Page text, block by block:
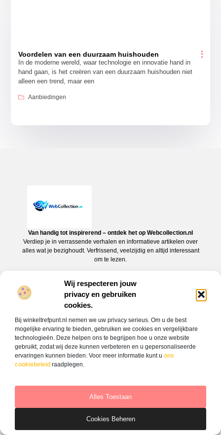
Wij respecteren jouw
privacy en gebruiken
cookies.
Bij winkeltrefpunt.nl nemen we uw privacy serieus. Om u de best
mogelijke ervaring te bieden, gebruiken we cookies en vergelijkbare
technologieën. Deze helpen ons te begrijpen hoe u onze website
gebruikt, zodat wij deze kunnen verbeteren en u gepersonaliseerde
ervaringen kunnen bieden. Voor meer informatie kunt u ons
cookiebeleid raadplegen.
Alles Toestaan
Cookies Beheren
Voordelen van een duurzaam huishouden
In de moderne wereld, waar technologie en innovatie hand in
hand gaan, is het creëren van een duurzaam huishouden niet
alleen een trend, maar een
Aanbiedingen
Van handig tot inspirerend – ontdek het op Webcollection.nl
Verdiep je in verrassende verhalen en informatieve artikelen over
alles wat je bezighoudt. Verfrissend, veelzijdig en altijd interessant
om te lezen.